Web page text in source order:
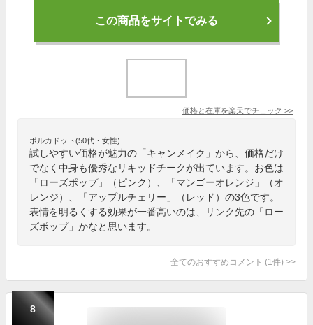
この商品をサイトでみる
価格と在庫を楽天でチェック >>
ポルカドット(50代・女性)
試しやすい価格が魅力の「キャンメイク」から、価格だけ
でなく中身も優秀なリキッドチークが出ています。お色は
「ローズポップ」（ピンク）、「マンゴーオレンジ」（オ
レンジ）、「アップルチェリー」（レッド）の3色です。
表情を明るくする効果が一番高いのは、リンク先の「ロー
ズポップ」かなと思います。
全てのおすすめコメント (1 件) >
8